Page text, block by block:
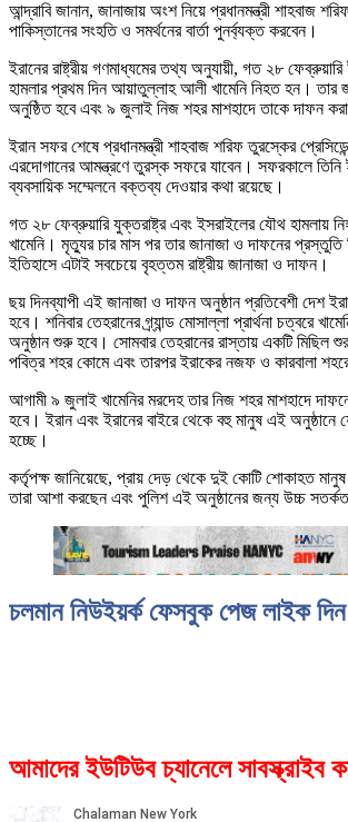
আন্দ্রাবি জানান, জানাজায় অংশ নিয়ে প্রধানমন্ত্রী শাহবাজ
পাকিস্তানের সংহতি ও সমর্থনের বার্তা পুনর্ব্যক্ত করবেন।
ইরানের রাষ্ট্রীয় গণমাধ্যমের তথ্য অনুযায়ী, গত ২৮
হামলার প্রথম দিন আয়াতুল্লাহ আলী খামেনি নিহত হন। তার
অনুষ্ঠিত হবে এবং ৯ জুলাই নিজ শহর মাশহাদে তাকে দাফন
ইরান সফর শেষে প্রধানমন্ত্রী শাহবাজ শরিফ তুরস্কের
এরদোগানের আমন্ত্রণে তুরস্ক সফরে যাবেন। সফরকালে তিনি
ব্যবসায়িক সম্মেলনে বক্তব্য দেওয়ার কথা রয়েছে।
গত ২৮ ফেব্রুয়ারি যুক্তরাষ্ট্র এবং ইসরাইলের যৌথ হামলায়
খামেনি। মৃত্যুর চার মাস পর তার জানাজা ও দাফনের প্রস্তুতি
ইতিহাসে এটাই সবচেয়ে বৃহত্তম রাষ্ট্রীয় জানাজা ও দাফন।
ছয় দিনব্যাপী এই জানাজা ও দাফন অনুষ্ঠান প্রতিবেশী দেশ
হবে। শনিবার তেহরানের গ্র্যান্ড মোসাল্লা প্রার্থনা চত্বরে
অনুষ্ঠান শুরু হবে। সোমবার তেহরানের রাস্তায় একটি মিছিল
পবিত্র শহর কোমে এবং তারপর ইরাকের নজফ ও কারবালা
আগামী ৯ জুলাই খামেনির মরদেহ তার নিজ শহর মাশহাদে
হবে। ইরান এবং ইরানের বাইরে থেকে বহু মানুষ এই
হচ্ছে।
কর্তৃপক্ষ জানিয়েছে, প্রায় দেড় থেকে দুই কোটি শোকাহত
তারা আশা করছেন এবং পুলিশ এই অনুষ্ঠানের জন্য উচ্চ
চলমান নিউইয়র্ক ফেসবুক পেজ লাইক দিন
আমাদের ইউটিউব চ্যানেলে সাবস্ক্রাইব